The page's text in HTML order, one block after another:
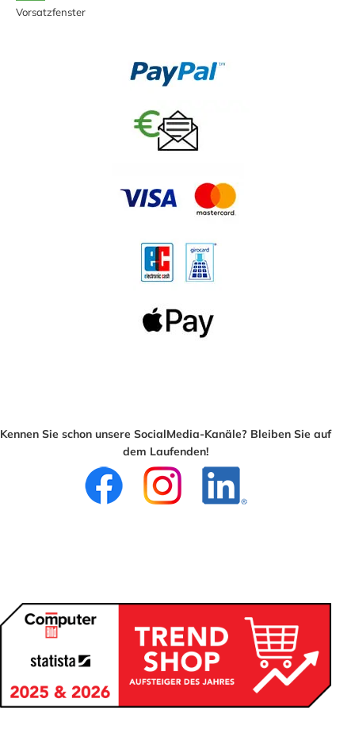
Vorsatzfenster
Kennen Sie schon unsere SocialMedia-Kanäle? Bleiben Sie auf
dem Laufenden!